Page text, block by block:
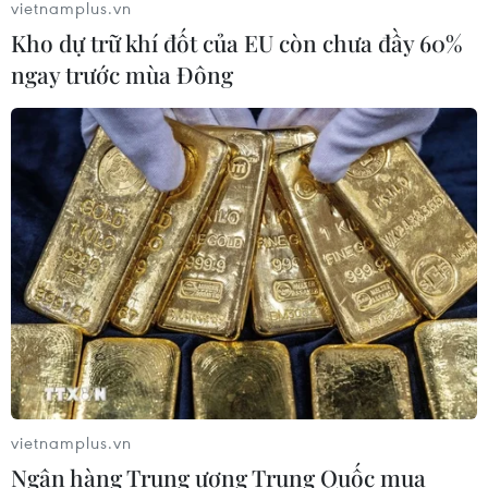
Châu Âu ghi nhận số ca tử vong do
COVID-19 tăng trong tuần trước
18/11/2021 06:39
WHO cảnh báo châu Âu có thể ghi nhận thêm 50.000
ca tử vong vào tháng 2/2022 nếu không áp dụng các
biện pháp phòng chống khẩn cấp.
vietnamplus.vn
Kho dự trữ khí đốt của EU còn chưa đầy 60%
ngay trước mùa Đông
vietnamplus.vn
Ngân hàng Trung ương Trung Quốc mua